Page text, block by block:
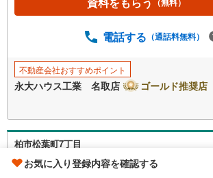
電話する （通話料無料）
不動産会社おすすめポイント
永大ハウス工業 名取店 ゴールド推奨店
柏市松葉町7丁目
お気に入り登録内容を確認する